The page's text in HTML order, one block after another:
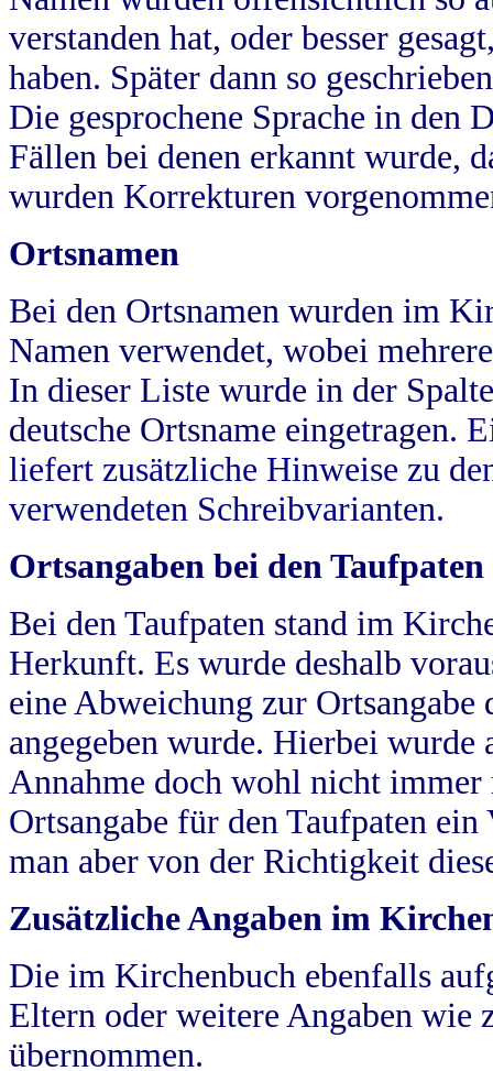
verstanden hat, oder besser
haben. Später dann so
Die gesprochene Sprache in
Fällen bei denen erkannt wurde,
wurden Korrekturen
Ortsnamen
Bei den Ortsnamen wurden im
Namen verwendet, wobei
In dieser Liste wurde in der
deutsche Ortsname eingetragen.
liefert zusätzliche Hinweise zu
verwendeten Schreibvarianten.
Ortsangaben bei den Taufpaten
Bei den Taufpaten stand im
Herkunft. Es wurde deshalb
eine Abweichung zur
angegeben wurde. Hierbei wurde
Annahme doch wohl nicht
Ortsangabe für den Taufpaten
man aber von der Richtigkeit
Zusätzliche Angaben im
Die im Kirchenbuch ebenfalls
Eltern oder weitere Angaben wie
übernommen.